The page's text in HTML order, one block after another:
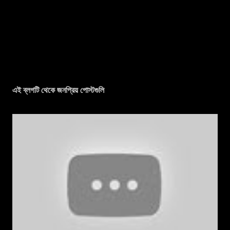
এই ব্লগটি থেকে জনপ্রিয় পোস্টগুলি